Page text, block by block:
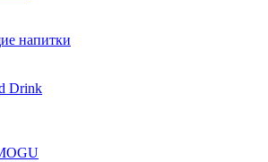
напитки
Drink